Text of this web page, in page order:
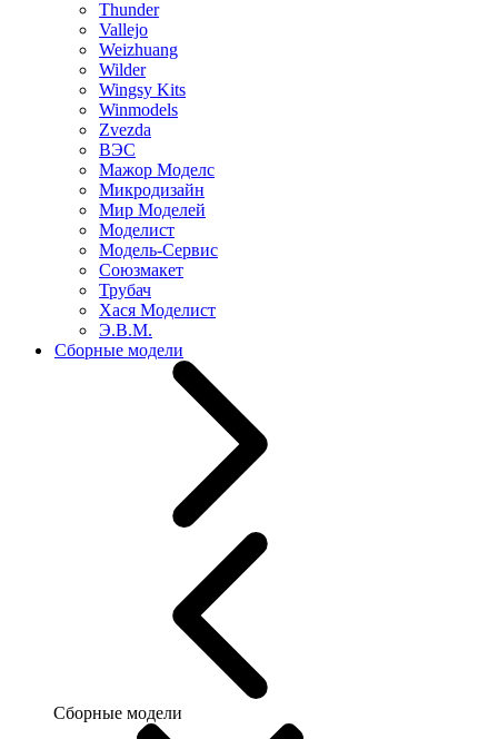
Thunder
Vallejo
Weizhuang
Wilder
Wingsy Kits
Winmodels
Zvezda
ВЭС
Мажор Моделс
Микродизайн
Мир Моделей
Моделист
Модель-Сервис
Союзмакет
Трубач
Хася Моделист
Э.В.М.
Сборные модели
Сборные модели